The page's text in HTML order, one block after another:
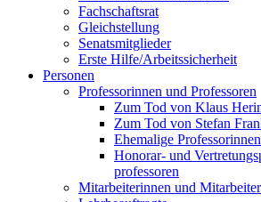
Fachschaftsrat
Gleichstellung
Senatsmitglieder
Erste Hilfe/Arbeitssicherheit
Personen
Professorinnen und Professoren
Zum Tod von Klaus
Zum Tod von Stefan
Ehemalige
Honorar- und
professoren
Mitarbeiterinnen und Mitarbeiter